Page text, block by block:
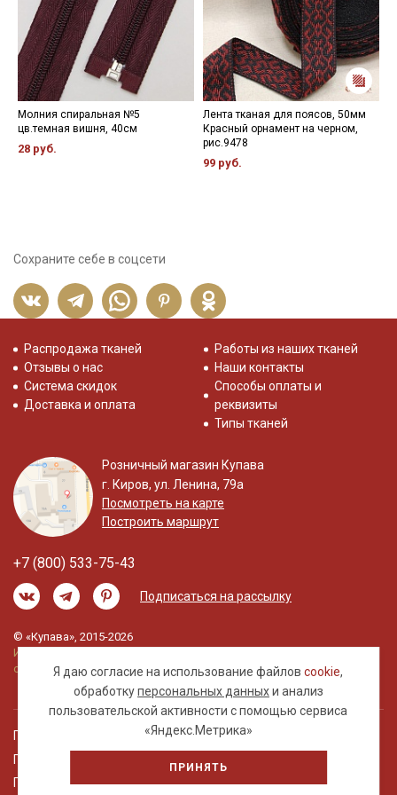
Молния спиральная №5
цв.темная вишня, 40см
28 руб.
Лента тканая для поясов, 50мм
Красный орнамент на черном,
рис.9478
99 руб.
Сохраните себе в соцсети
Я даю согласие на использование файловcookie,
обработкуперсональных данныхи анализ
пользовательской активности с помощью сервиса
«Яндекс.Метрика»
ПРИНЯТЬ
Распродажа тканей
Отзывы о нас
Система скидок
Доставка и оплата
Работы из наших тканей
Наши контакты
Способы оплаты и
реквизиты
Типы тканей
Розничный магазин Купава
г. Киров, ул. Ленина, 79а
Посмотреть на карте
Построить маршрут
+7 (800) 533-75-43
Подписаться на рассылку
© «Купава», 2015-2026
Информация на сайте не является публичной
офертой.
Правовая информация
Политика обработки персональных данных
Пользовательское соглашение